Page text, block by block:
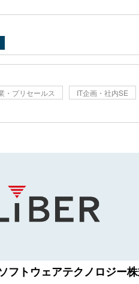
・プリセールス
IT企画・社内SE
フトウェアテクノロジー